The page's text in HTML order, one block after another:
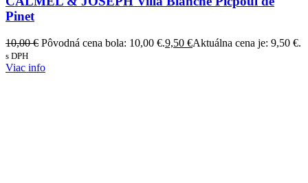
Pinet
10,00€ Pôvodná cena bola: 10,00 €.9,50 €Aktuálna cena je: 9,50 €.
s DPH
Viac info